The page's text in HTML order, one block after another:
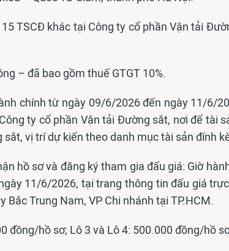
TSCĐ khác tại Công ty cổ phần Vận tải
– đã bao gồm thuế GTGT 10%.
chính từ ngày 09/6/2026 đến ngày 11/6/
ty cổ phần Vận tải Đường sắt, nơi để tài
vị trí dự kiến theo danh mục tài sản đính
hồ sơ và đăng ký tham gia đấu giá: Giờ
11/6/2026, tại trang thông tin đấu giá
Trung Nam, VP Chi nhánh tại TP.HCM.
đồng/hồ sơ; Lô 3 và Lô 4: 500.000 đồng/hồ